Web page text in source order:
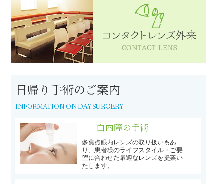
日帰り手術のご案内
INFORMATION ON DAY SURGERY
白内障の手術
多焦点眼内レンズの取り扱いもあ
り、患者様のライフスタイル・ご要
望に合わせた最適なレンズを提案い
たします。